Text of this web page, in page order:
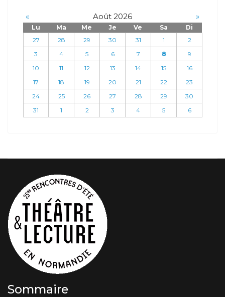
« Août 2026 »
Lu Ma Me Je Ve Sa
Di
27
28 29 30 31 1
2
3
4 5 6 7 8
9
10
11 12 13 14 15
16
17
18 19 20 21 22
23
24
25 26 27 28 29
30
31
1 2 3 4 5 6
Sommaire